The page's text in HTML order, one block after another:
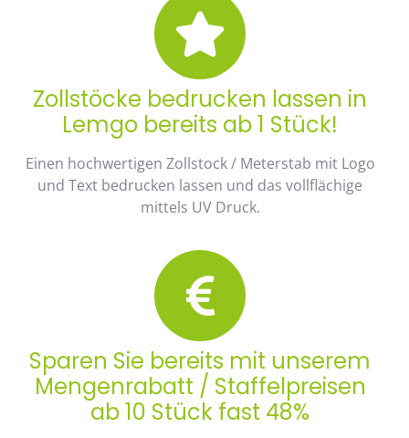
Zollstöcke bedrucken lassen in
Lemgo bereits ab 1 Stück!
Einen hochwertigen Zollstock / Meterstab mit Logo
und Text bedrucken lassen und das vollflächige
mittels UV Druck.
Sparen Sie bereits mit unserem
Mengenrabatt / Staffelpreisen
ab 10 Stück fast 48%